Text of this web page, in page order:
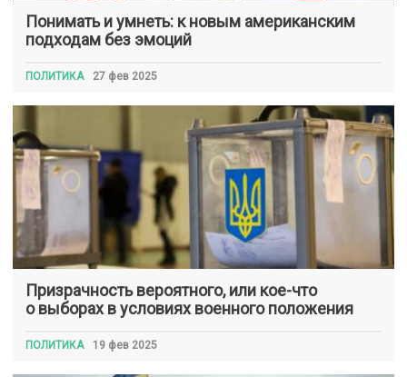
Понимать и умнеть: к новым американским
подходам без эмоций
ПОЛИТИКА 27 фев 2025
Призрачность вероятного, или кое-что
о выборах в условиях военного положения
ПОЛИТИКА 19 фев 2025